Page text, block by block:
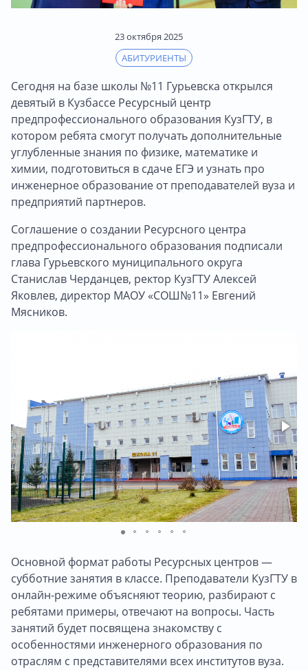
23 октября 2025
АБИТУРИЕНТЫ
Сегодня на базе школы №11 Гурьевска открылся
девятый в Кузбассе Ресурсный центр
предпрофессионального образования КузГТУ, в
котором ребята смогут получать дополнительные
углубленные знания по физике, математике и
химии, подготовиться в сдаче ЕГЭ и узнать про
инженерное образование от преподавателей вуза и
предприятий партнеров.
Соглашение о создании Ресурсного центра
предпрофессионального образования подписали
глава Гурьевского муниципального округа
Станислав Черданцев, ректор КузГТУ Алексей
Яковлев, директор МАОУ «СОШ№11» Евгений
Мясников.
Основной формат работы Ресурсных центров —
субботние занятия в классе. Преподаватели КузГТУ в
онлайн-режиме объясняют теорию, разбирают с
ребятами примеры, отвечают на вопросы. Часть
занятий будет посвящена знакомству с
особенностями инженерного образования по
отраслям с представителями всех институтов вуза.